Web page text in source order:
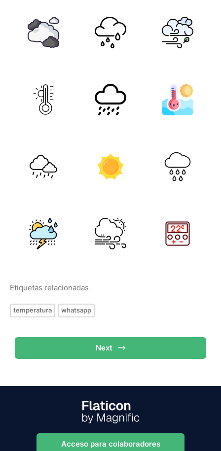
Etiquetas relacionadas
temperatura whatsapp
Next
Acceso para colaboradores